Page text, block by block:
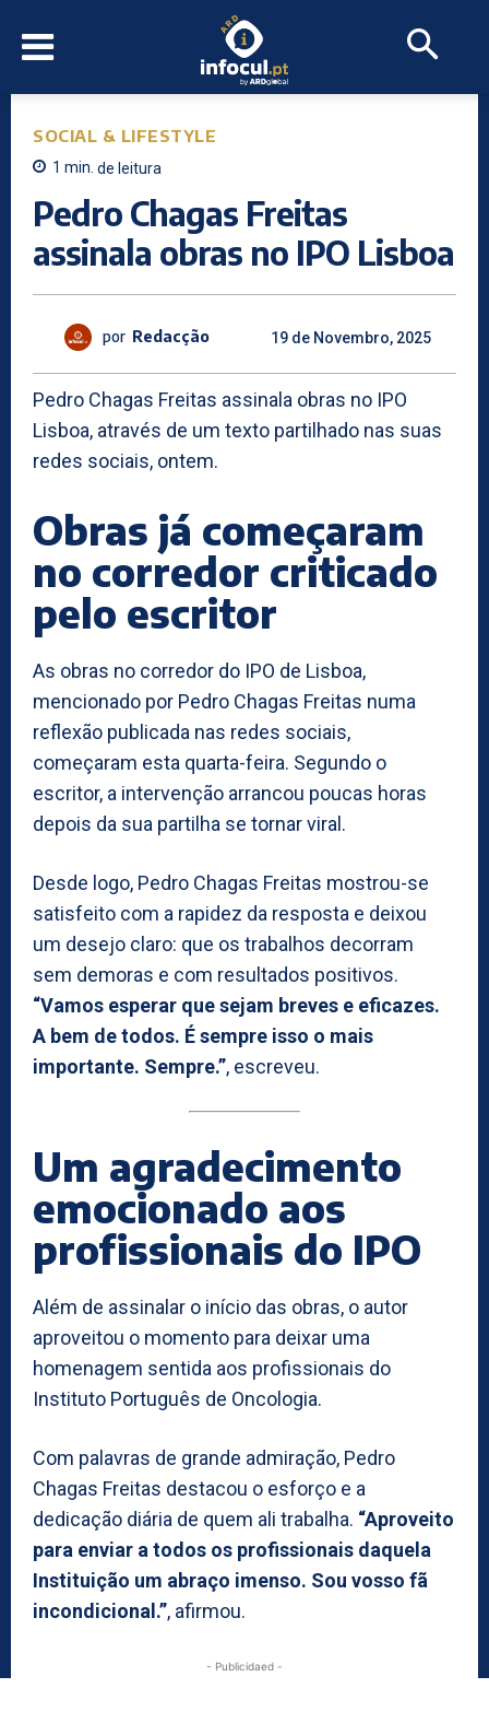
SOCIAL & LIFESTYLE
1 min. de leitura
Pedro Chagas Freitas
assinala obras no IPO Lisboa
por Redacção 19 de Novembro, 2025
Pedro Chagas Freitas assinala obras no IPO
Lisboa, através de um texto partilhado nas suas
redes sociais, ontem.
Obras já começaram
no corredor criticado
pelo escritor
As obras no corredor do IPO de Lisboa,
mencionado por Pedro Chagas Freitas numa
reflexão publicada nas redes sociais,
começaram esta quarta-feira. Segundo o
escritor, a intervenção arrancou poucas horas
depois da sua partilha se tornar viral.
Desde logo, Pedro Chagas Freitas mostrou-se
satisfeito com a rapidez da resposta e deixou
um desejo claro: que os trabalhos decorram
sem demoras e com resultados positivos.
“Vamos esperar que sejam breves e eficazes.
A bem de todos. É sempre isso o mais
importante. Sempre.”, escreveu.
Um agradecimento
emocionado aos
profissionais do IPO
Além de assinalar o início das obras, o autor
aproveitou o momento para deixar uma
homenagem sentida aos profissionais do
Instituto Português de Oncologia.
Com palavras de grande admiração, Pedro
Chagas Freitas destacou o esforço e a
dedicação diária de quem ali trabalha. “Aproveito
para enviar a todos os profissionais daquela
Instituição um abraço imenso. Sou vosso fã
incondicional.”, afirmou.
- Publicidaed -